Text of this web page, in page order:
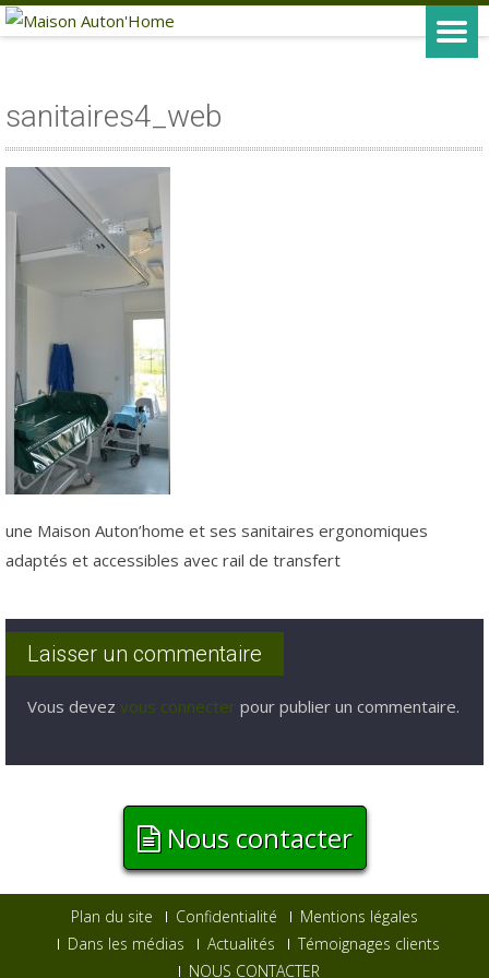
sanitaires4_web
une Maison Auton’home et ses sanitaires ergonomiques
adaptés et accessibles avec rail de transfert
Laisser un commentaire
Vous devez vous connecter pour publier un commentaire.
Nous contacter
Plan du site Confidentialité
Mentions légales
Dans les médias
Actualités
Témoignages clients
NOUS CONTACTER